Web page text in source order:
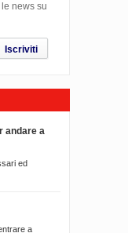
news su
Iscriviti
andare a
ed
a